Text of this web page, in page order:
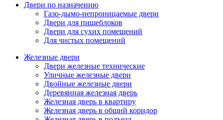
Двери по назначению
Газо-дымо-непроницаемые двери
Двери для пищеблоков
Двери для сухих помещений
Для чистых помещений
Железные двери
Двери железные технические
Уличные железные двери
Двойные железные двери
Деревянная железная дверь
Железная дверь в квартиру
Железная дверь в общий коридор